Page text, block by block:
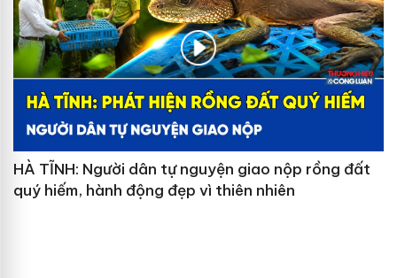
HÀ TĨNH: Người dân tự nguyện giao nộp rồng đất
quý hiếm, hành động đẹp vì thiên nhiên